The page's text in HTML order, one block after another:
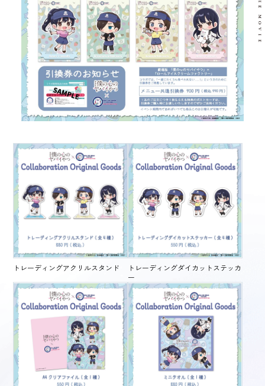
OFFICIAL SNS
トレーディングアクリルスタンド
トレーディングダイカットステッカ
ー